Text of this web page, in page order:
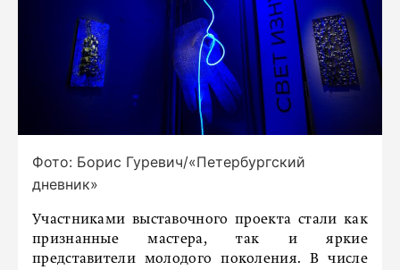
Фото: Борис Гуревич/«Петербургский
дневник»
Участниками выставочного проекта стали как
признанные мастера, так и яркие
представители молодого поколения. В числе